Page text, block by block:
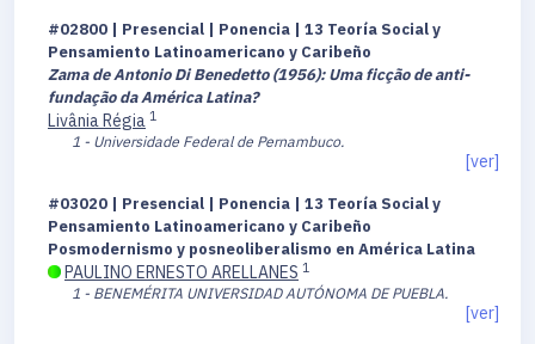
#02800 | Presencial | Ponencia | 13 Teoría Social y
Pensamiento Latinoamericano y Caribeño
Zama de Antonio Di Benedetto (1956): Uma ficção de anti-
fundação da América Latina?
Livânia Régia 1
1 - Universidade Federal de Pernambuco.
[ver]
#03020 | Presencial | Ponencia | 13 Teoría Social y
Pensamiento Latinoamericano y Caribeño
Posmodernismo y posneoliberalismo en América Latina
PAULINO ERNESTO ARELLANES 1
1 - BENEMÉRITA UNIVERSIDAD AUTÓNOMA DE PUEBLA.
[ver]